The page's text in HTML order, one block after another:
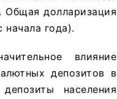
Общая долларизация
начала года).
влияние
депозитов в
населения